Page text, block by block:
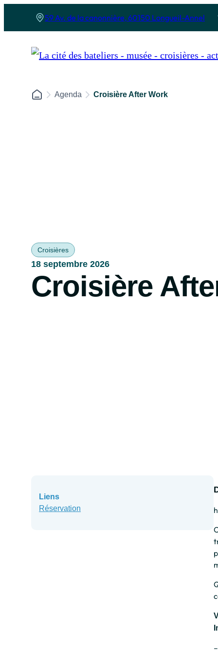
59 Av. de la canonnière, 60150 Longueil-Annel
Agenda Croisière After Work
Croisières
18 septembre 2026
Croisière
Liens
Réservation